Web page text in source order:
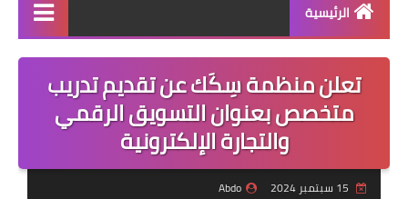
الرئيسية
القائمة
مناقصات
فرص عمل داخل سوريا
فرص عمل في تركيا
تعلن منظمة سِكَك عن تقديم تدريب
متخصص بعنوان التسويق الرقمي
والتجارة الإلكترونية
Abdo